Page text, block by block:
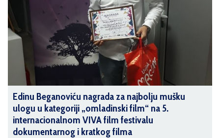
Edinu Beganoviću nagrada za najbolju mušku
ulogu u kategoriji „omladinski film“ na 5.
internacionalnom VIVA film festivalu
dokumentarnog i kratkog filma